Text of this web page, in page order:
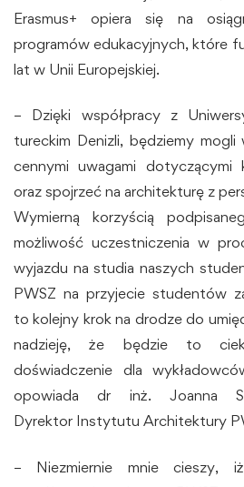
Erasmus+ opiera się na
programów edukacyjnych, które
lat w Unii Europejskiej.
– Dzięki współpracy z
tureckim Denizli, będziemy
cennymi uwagami dotyczącymi
oraz spojrzeć na architekturę z
Wymierną korzyścią
możliwość uczestniczenia w
wyjazdu na studia naszych
PWSZ na przyjecie studentów
to kolejny krok na drodze do
nadzieję, że będzie to
doświadczenie dla
opowiada dr inż. Joanna
Dyrektor Instytutu Architektury
– Niezmiernie mnie cieszy,